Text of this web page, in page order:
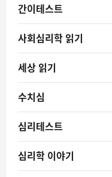
간이테스트
사회심리학 읽기
세상 읽기
수치심
심리테스트
심리학 이야기